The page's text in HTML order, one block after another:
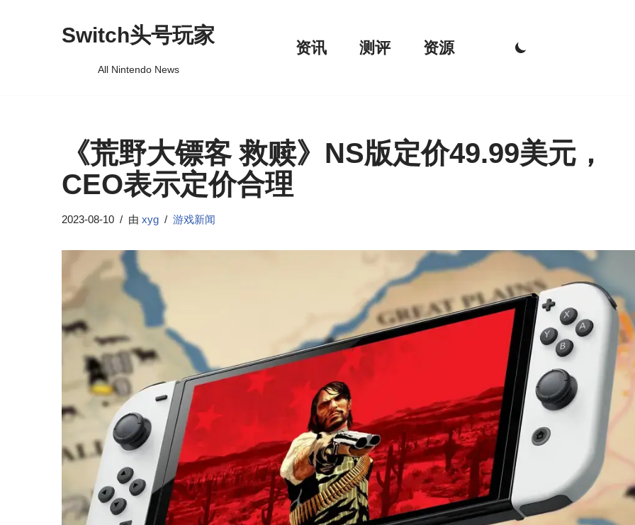
Switch头号玩家
All Nintendo News
资讯 测评 资源
《荒野大镖客 救赎》NS版定价49.99美元，
CEO表示定价合理
2023-08-10 由 xyg 游戏新闻